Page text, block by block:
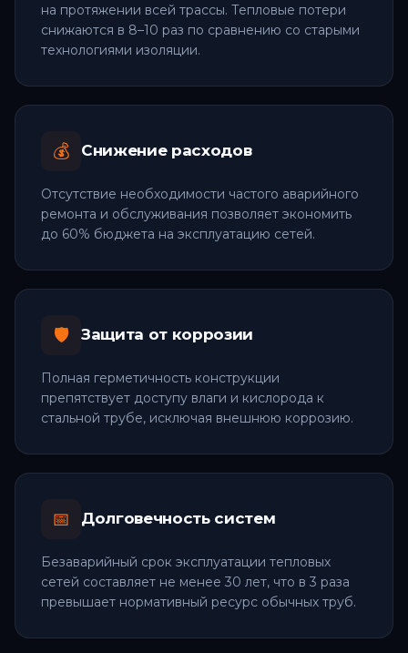
на протяжении всей трассы. Тепловые потери
снижаются в 8–10 раз по сравнению со старыми
технологиями изоляции.
💰 Снижение расходов
Отсутствие необходимости частого аварийного
ремонта и обслуживания позволяет экономить
до 60% бюджета на эксплуатацию сетей.
🛡️ Защита от коррозии
Полная герметичность конструкции
препятствует доступу влаги и кислорода к
стальной трубе, исключая внешнюю коррозию.
📅 Долговечность систем
Безаварийный срок эксплуатации тепловых
сетей составляет не менее 30 лет, что в 3 раза
превышает нормативный ресурс обычных труб.